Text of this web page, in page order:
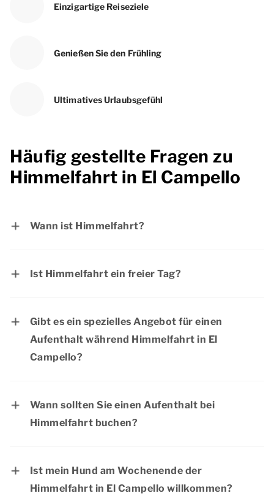
Einzigartige Reiseziele
Genießen Sie den Frühling
Ultimatives Urlaubsgefühl
Häufig gestellte Fragen zu
Himmelfahrt in El Campello
Wann ist Himmelfahrt?
Ist Himmelfahrt ein freier Tag?
Gibt es ein spezielles Angebot für einen
Aufenthalt während Himmelfahrt in El
Campello?
Wann sollten Sie einen Aufenthalt bei
Himmelfahrt buchen?
Ist mein Hund am Wochenende der
Himmelfahrt in El Campello willkommen?